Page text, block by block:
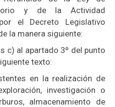
y de la Actividad
el Decreto Legislativo
la manera siguiente:
c) al apartado 3º del punto
texto:
en la realización de
investigación o
almacenamiento de